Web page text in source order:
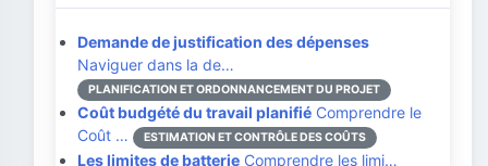
Demande de justification des dépenses
Naviguer dans la de…
PLANIFICATION ET ORDONNANCEMENT DU PROJET
Coût budgété du travail planifié Comprendre le
Coût …
ESTIMATION ET CONTRÔLE DES COÛTS
Les limites de batterie Comprendre les limi…